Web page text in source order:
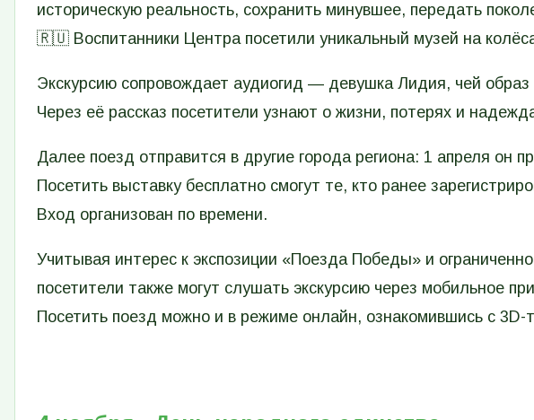
историческую реальность, сохранить минувшее, передать
🇷🇺 Воспитанники Центра посетили уникальный музей на
Экскурсию сопровождает аудиогид — девушка Лидия, чей
Через её рассказ посетители узнают о жизни, потерях и
Далее поезд отправится в другие города региона: 1 апреля он
Посетить выставку бесплатно смогут те, кто ранее
Вход организован по времени.
Учитывая интерес к экспозиции «Поезда Победы» и
посетители также могут слушать экскурсию через мобильное
Посетить поезд можно и в режиме онлайн, ознакомившись с 3D-